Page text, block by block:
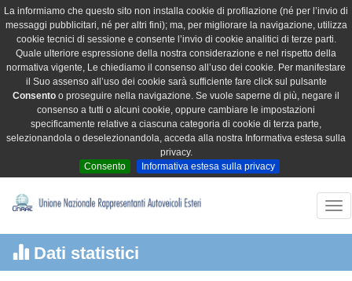
La informiamo che questo sito non installa cookie di profilazione (né per l’invio di
messaggi pubblicitari, né per altri fini); ma, per migliorare la navigazione, utilizza
cookie tecnici di sessione e consente l’invio di cookie analitici di terze parti.
Quale ulteriore espressione della nostra considerazione e nel rispetto della
normativa vigente, Le chiediamo il consenso all’uso dei cookie. Per manifestare
il Suo assenso all’uso dei cookie sarà sufficiente fare click sul pulsante
Consento o proseguire nella navigazione. Se vuole saperne di più, negare il
consenso a tutti o alcuni cookie, oppure cambiare le impostazioni
specificamente relative a ciascuna categoria di cookie di terza parte,
selezionandola o deselezionandola, acceda alla nostra Informativa estesa sulla
privacy.
Consento
Informativa estesa sulla privacy
Dati statistici